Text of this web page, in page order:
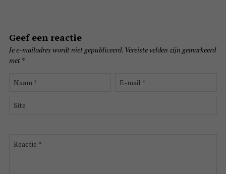
Geef een reactie
Je e-mailadres wordt niet gepubliceerd. Vereiste velden zijn gemarkeerd
met *